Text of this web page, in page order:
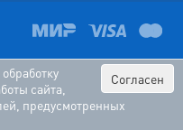
Согласен
сайта,
предусмотренных